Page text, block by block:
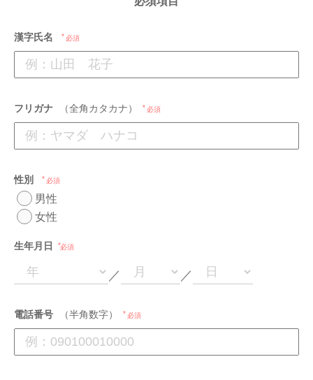
漢字氏名 必須
フリガナ （全角カタカナ） 必須
性別 必須
男性
女性
生年月日 必須
／ ／
電話番号 （半角数字） 必須